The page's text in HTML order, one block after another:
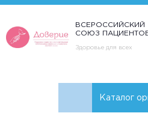
ВСЕРОССИЙСКИЙ
СОЮЗ
Здоровье для всех
Каталог